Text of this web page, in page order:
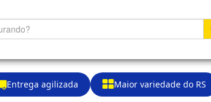
Entrega agilizada Maior variedade do RS